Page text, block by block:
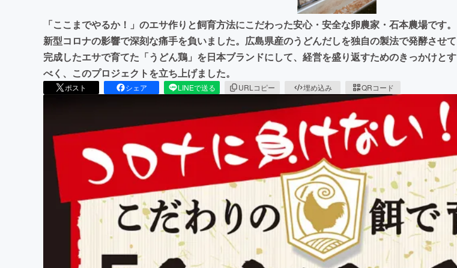
「ここまでやるか！」のエサ作りと飼育方法にこだわった安心・安全な卵農家・石本農場です。
新型コロナの影響で深刻な痛手を負いました。広島県産のうどんだしを独自の製法で発酵させて
完成したエサで育てた「うどん鶏」を日本ブランドにして、経営を盛り返すためのきっかけとす
べく、このプロジェクトを立ち上げました。
ポスト シェア LINEで送る URLコピー 埋め込み QRコード